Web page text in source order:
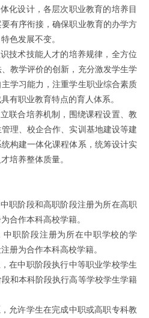
化设计，各层次职业教育的培养目
有序衔接，确保职业教育的办学方
色发展不变。
技术技能人才的培养规律，全方位
教学评价的创新，充分激发学生学
学习能力，注重学生职业综合素质
有职业教育特点的育人体系。
联合培养机制，围绕课程设置、教
理、校企合作、实训基地建设等建
构建一体化课程体系，统筹设计实
培养整体质量。
职阶段和高职阶段注册为所在高职
合作本科高校学籍。
中职阶段注册为所在中职学校的学
册为合作本科高校学籍。
在中职阶段执行中等职业学校学生
和本科阶段执行高等学校学生学籍
允许学生在完成中职或高职专科教